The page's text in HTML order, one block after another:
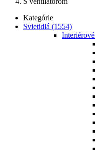
Kategórie
Svietidlá (1554)
Interiérové